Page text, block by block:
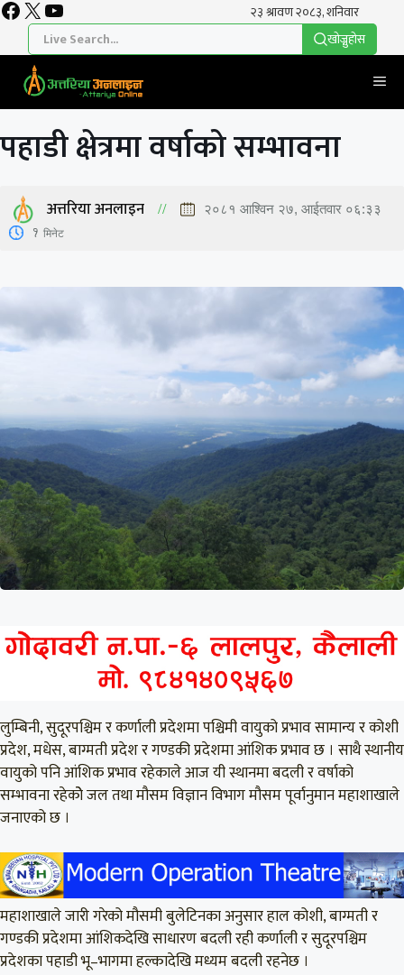
Skip
content
Facebook
X YouTube
खाेज्नुहाेस
पहाडी क्षेत्रमा वर्षाको सम्भावना
अत्तरिया अनलाइन २०८१ आश्विन २७, आईतवार ०६:३३
1 मिनेट
लुम्बिनी, सुदूरपश्चिम र कर्णाली प्रदेशमा पश्चिमी वायुको प्रभाव सामान्य र कोशी
प्रदेश, मधेस, बाग्मती प्रदेश र गण्डकी प्रदेशमा आंशिक प्रभाव छ । साथै स्थानीय
वायुको पनि आंशिक प्रभाव रहेकाले आज यी स्थानमा बदली र वर्षाको
सम्भावना रहेकोे जल तथा मौसम विज्ञान विभाग मौसम पूर्वानुमान महाशाखाले
जनाएको छ ।
महाशाखाले जारी गरेको मौसमी बुलेटिनका अनुसार हाल कोशी, बाग्मती र
गण्डकी प्रदेशमा आंशिकदेखि साधारण बदली रही कर्णाली र सुदूरपश्चिम
प्रदेशका पहाडी भू–भागमा हल्कादेखि मध्यम बदली रहनेछ ।